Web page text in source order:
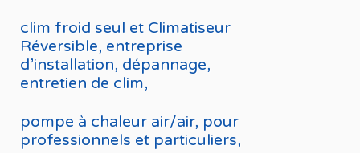
clim froid seul et Climatiseur
Réversible, entreprise
d’installation, dépannage,
entretien de clim,
pompe à chaleur air/air, pour
professionnels et particuliers,